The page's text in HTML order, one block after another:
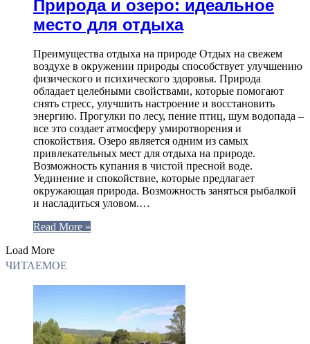
Природа и озеро: идеальное
место для отдыха
Преимущества отдыха на природе Отдых на свежем
воздухе в окружении природы способствует улучшению
физического и психического здоровья. Природа
обладает целебными свойствами, которые помогают
снять стресс, улучшить настроение и восстановить
энергию. Прогулки по лесу, пение птиц, шум водопада –
все это создает атмосферу умиротворения и
спокойствия. Озеро является одним из самых
привлекательных мест для отдыха на природе.
Возможность купания в чистой пресной воде.
Уединение и спокойствие, которые предлагает
окружающая природа. Возможность заняться рыбалкой
и насладиться уловом.…
Read More »
Load More
ЧИТАЕМОЕ